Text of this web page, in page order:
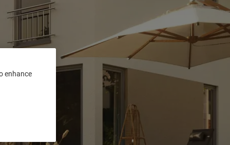
enhance